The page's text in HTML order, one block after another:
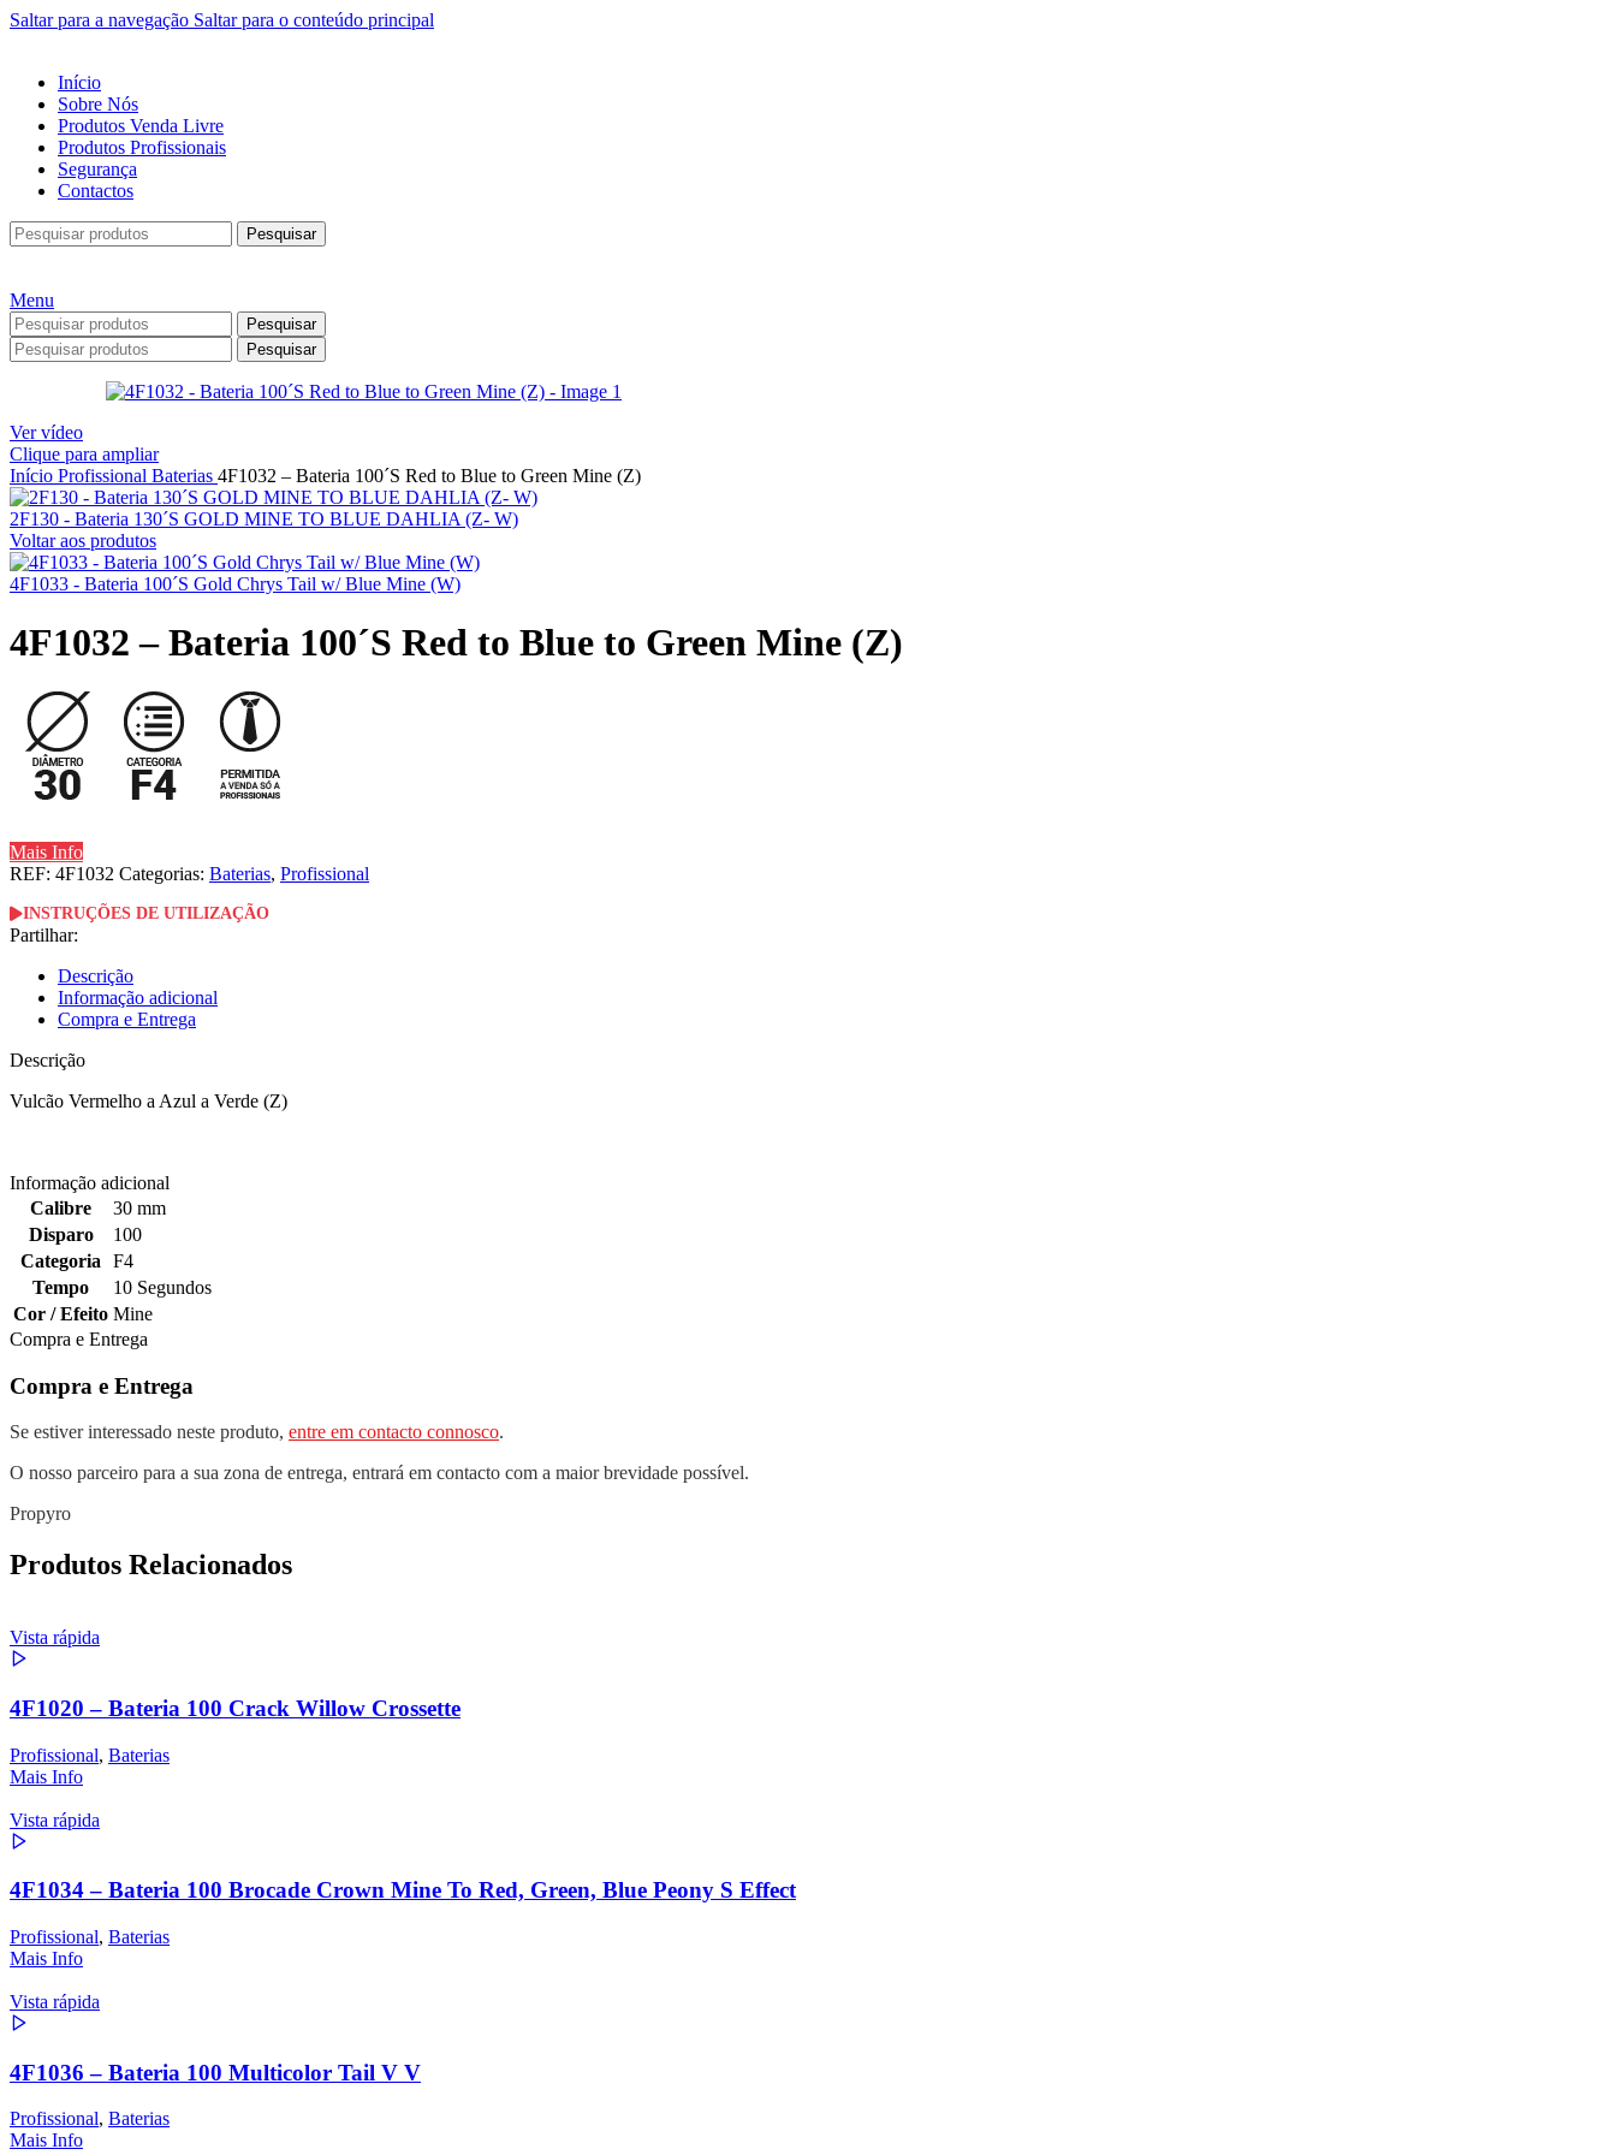
Saltar para a navegação Saltar para o conteúdo principal
Início
Sobre Nós
Produtos Venda Livre
Produtos Profissionais
Segurança
Contactos
Pesquisar
Menu
Pesquisar
Pesquisar
Ver vídeo
Clique para ampliar
Início Profissional Baterias 4F1032 – Bateria 100´S Red to Blue to Green Mine (Z)
2F130 - Bateria 130´S GOLD MINE TO BLUE DAHLIA (Z- W)
Voltar aos produtos
4F1033 - Bateria 100´S Gold Chrys Tail w/ Blue Mine (W)
4F1032 – Bateria 100´S Red to Blue to Green Mine (Z)
Mais Info
REF: 4F1032 Categorias: Baterias, Profissional
INSTRUÇÕES DE UTILIZAÇÃO
Partilhar:
Descrição
Informação adicional
Compra e Entrega
Descrição
Vulcão Vermelho a Azul a Verde (Z)
Informação adicional
Calibre
30 mm
Disparo
100
Categoria
F4
Tempo
10 Segundos
Cor / Efeito Mine
Compra e Entrega
Compra e Entrega
Se estiver interessado neste produto, entre em contacto connosco.
O nosso parceiro para a sua zona de entrega, entrará em contacto com a maior brevidade possível.
Propyro
Produtos Relacionados
Vista rápida
4F1020 – Bateria 100 Crack Willow Crossette
Profissional, Baterias
Mais Info
Vista rápida
4F1034 – Bateria 100 Brocade Crown Mine To Red, Green, Blue Peony S Effect
Profissional, Baterias
Mais Info
Vista rápida
4F1036 – Bateria 100 Multicolor Tail V V
Profissional, Baterias
Mais Info